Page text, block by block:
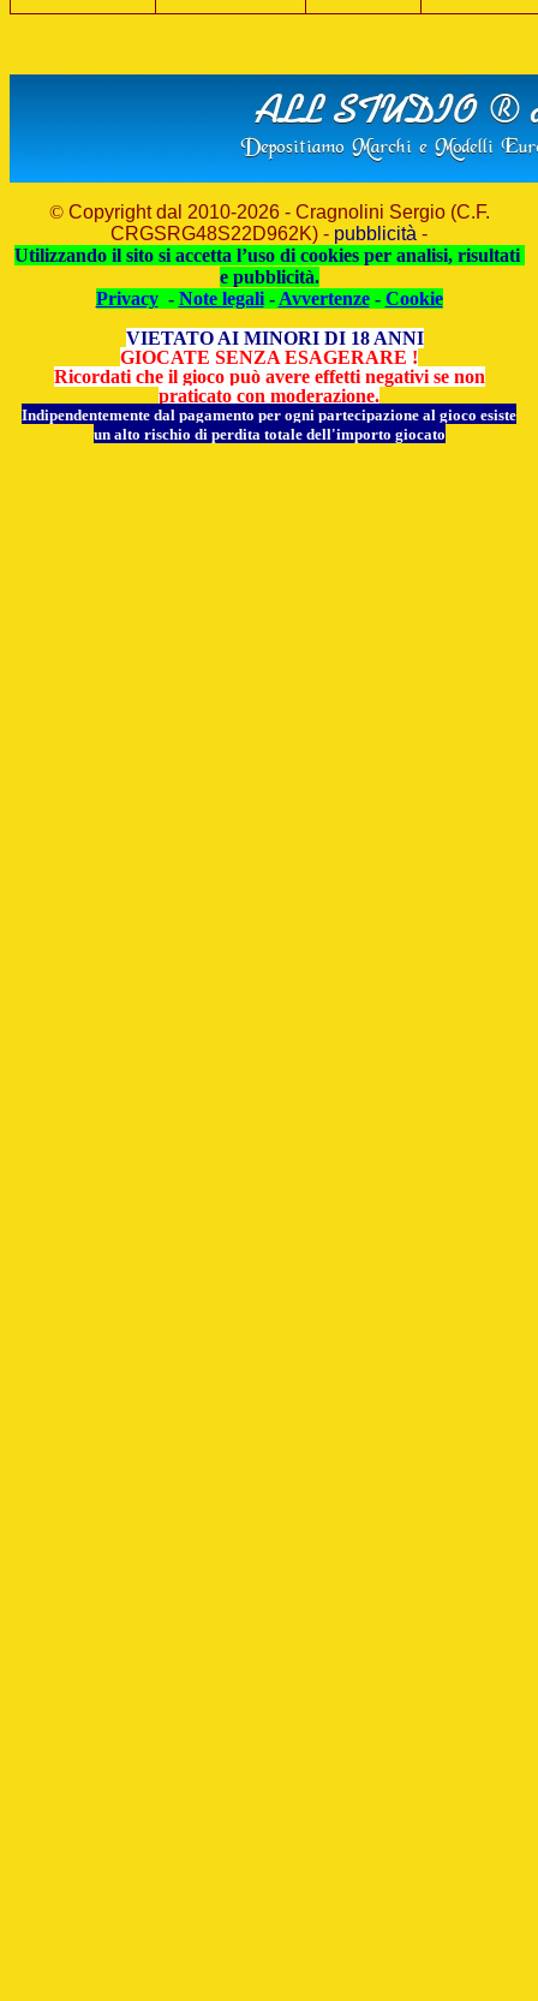
© Copyright dal 2010-2026 - Cragnolini Sergio (C.F.
CRGSRG48S22D962K) - pubblicità -
Utilizzando il sito si accetta l’uso di cookies per analisi, risultati
e pubblicità.
Privacy- Note legali- Avvertenze- Cookie
VIETATO AI MINORI DI 18 ANNI
GIOCATE SENZA ESAGERARE !
Ricordati che il gioco può avere effetti negativi se non
praticato con moderazione.
Indipendentemente dal pagamento per ogni partecipazione al gioco esiste
un alto rischio di perdita totale dell'importo giocato